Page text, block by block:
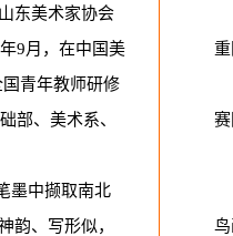
东美术家协会
9月，在中国美
青年教师研修
部、美术系、
墨中撷取南北
韵、写形似，
重
赛
鸟